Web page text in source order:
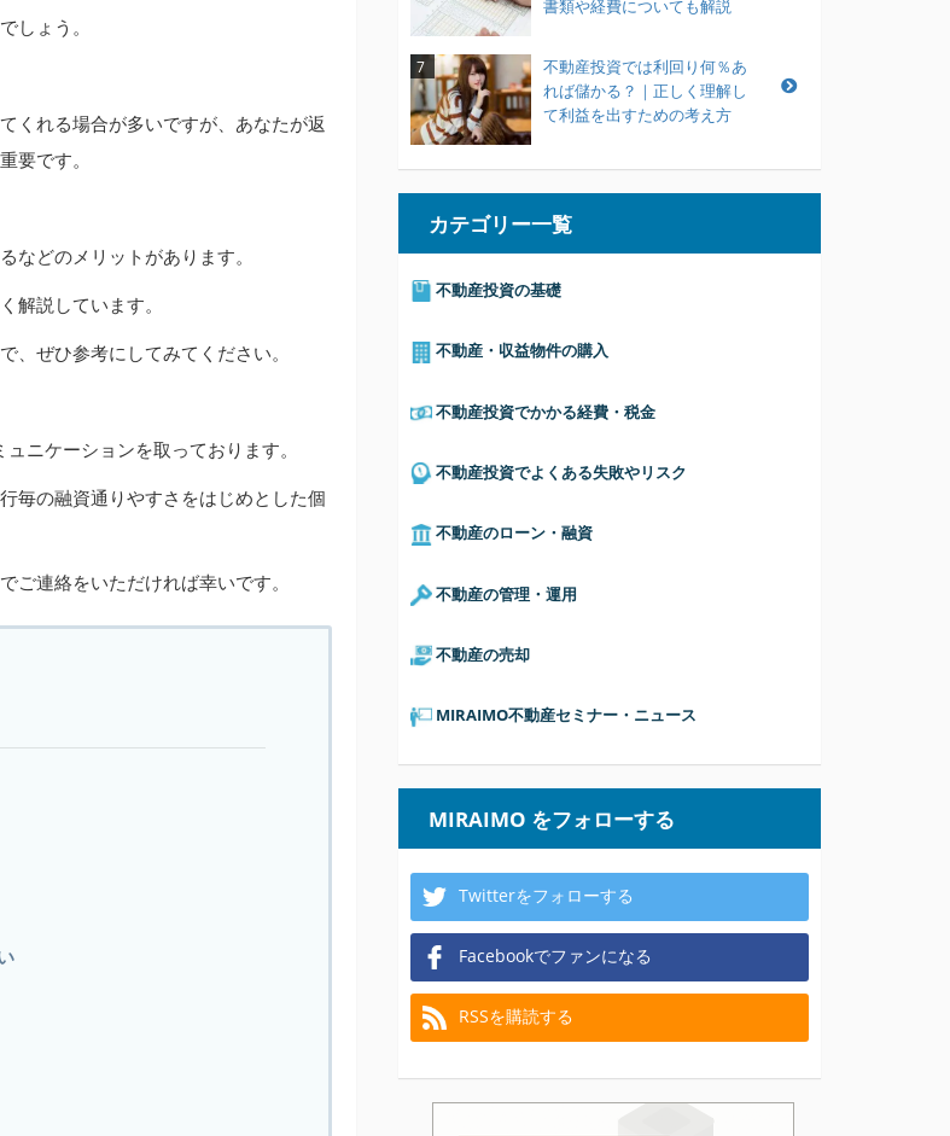
しょう。
くれる場合が多いですが、あなたが返
要です。
などのメリットがあります。
解説しています。
、ぜひ参考にしてみてください。
ニケーションを取っております。
毎の融資通りやすさをはじめとした個
連絡をいただければ幸いです。
書類や経費についても解説
7
不動産投資では利回り何％あ
れば儲かる？｜正しく理解し
て利益を出すための考え方
カテゴリー一覧
不動産投資の基礎
不動産・収益物件の購入
不動産投資でかかる経費・税金
不動産投資でよくある失敗やリスク
不動産のローン・融資
不動産の管理・運用
不動産の売却
MIRAIMO不動産セミナー・ニュース
MIRAIMO をフォローする
Twitterをフォローする
Facebookでファンになる
RSSを購読する